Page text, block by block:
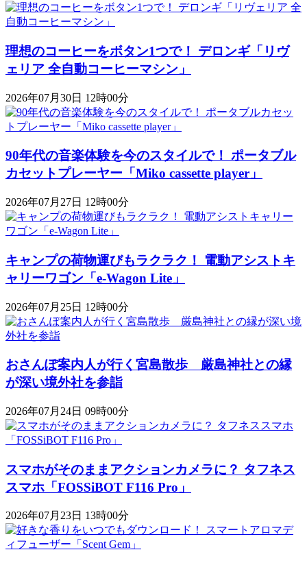
理想のコーヒーをボタン1つで！ デロンギ「リヴ
ェリア 全自動コーヒーマシン」
2026年07月30日 12時00分
90年代の音楽体験を今のスタイルで！ ポータブル
カセットプレーヤー「Miko cassette player」
2026年07月27日 12時00分
キャンプの荷物運びもラクラク！ 電動アシストキ
ャリーワゴン「​​e-Wagon Lite」
2026年07月25日 12時00分
おさんぽ案内人が行く宮島散歩 厳島神社との縁
が深い境外社を参詣
2026年07月24日 09時00分
スマホがそのままアクションカメラに？ タフネス
スマホ「FOSSiBOT F116 Pro」
2026年07月23日 13時00分